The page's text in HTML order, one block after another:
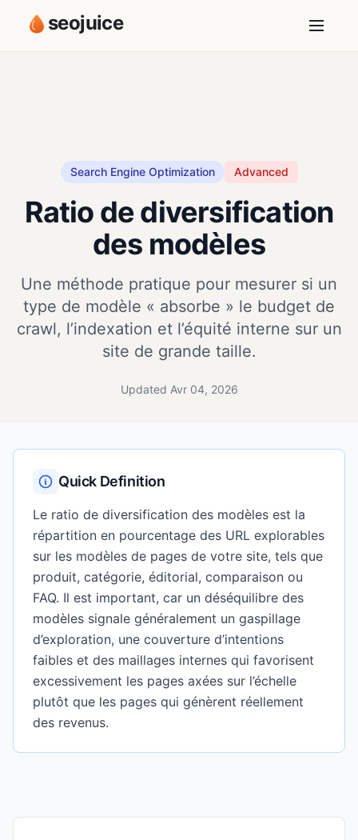
seojuice
Search Engine Optimization Advanced
Ratio de diversification
des modèles
Une méthode pratique pour mesurer si un
type de modèle « absorbe » le budget de
crawl, l’indexation et l’équité interne sur un
site de grande taille.
Updated Avr 04, 2026
Quick Definition
Le ratio de diversification des modèles est la
répartition en pourcentage des URL explorables
sur les modèles de pages de votre site, tels que
produit, catégorie, éditorial, comparaison ou
FAQ. Il est important, car un déséquilibre des
modèles signale généralement un gaspillage
d’exploration, une couverture d’intentions
faibles et des maillages internes qui favorisent
excessivement les pages axées sur l’échelle
plutôt que les pages qui génèrent réellement
des revenus.